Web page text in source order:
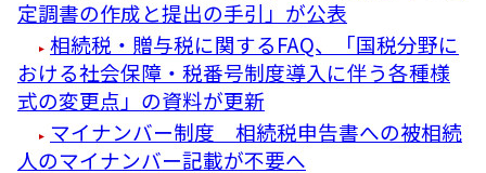
定調書の作成と提出の手引」が公表
相続税・贈与税に関するFAQ、「国税分野に
おける社会保障・税番号制度導入に伴う各種様
式の変更点」の資料が更新
マイナンバー制度 相続税申告書への被相続
人のマイナンバー記載が不要へ